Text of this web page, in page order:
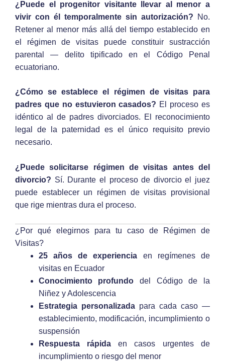
¿Puede el progenitor visitante llevar al menor a
vivir con él temporalmente sin autorización? No.
Retener al menor más allá del tiempo establecido en
el régimen de visitas puede constituir sustracción
parental — delito tipificado en el Código Penal
ecuatoriano.
¿Cómo se establece el régimen de visitas para
padres que no estuvieron casados? El proceso es
idéntico al de padres divorciados. El reconocimiento
legal de la paternidad es el único requisito previo
necesario.
¿Puede solicitarse régimen de visitas antes del
divorcio? Sí. Durante el proceso de divorcio el juez
puede establecer un régimen de visitas provisional
que rige mientras dura el proceso.
¿Por qué elegirnos para tu caso de Régimen de
Visitas?
25 años de experiencia en regímenes de
visitas en Ecuador
Conocimiento profundo del Código de la
Niñez y Adolescencia
Estrategia personalizadapara cada caso —
establecimiento, modificación, incumplimiento o
suspensión
Respuesta rápidaen casos urgentes de
incumplimiento o riesgo del menor